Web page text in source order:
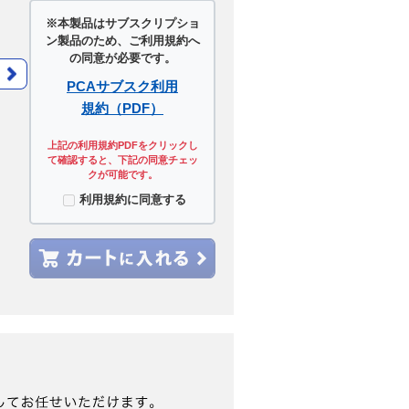
※本製品はサブスクリプショ
ン製品のため、ご利用規約へ
の同意が必要です。
PCAサブスク利用
規約（PDF）
上記の利用規約PDFをクリックし
て確認すると、下記の同意チェッ
クが可能です。
利用規約に同意する